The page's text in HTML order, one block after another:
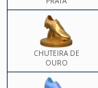
CHUTEIRA DE
OURO